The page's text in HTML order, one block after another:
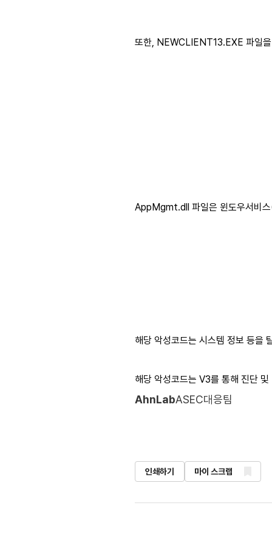
또한, NEWCLIENT13.EXE 파일
AppMgmt.dll 파일은 윈도우서비
해당 악성코드는 시스템 정보 등을
해당 악성코드는 V3를 통해 진단
AhnLabASEC대응팀
인쇄하기 마이 스크랩